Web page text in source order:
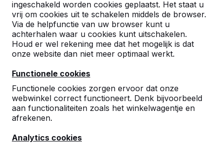
ingeschakeld worden cookies geplaatst. Het staat u
vrij om cookies uit te schakelen middels de browser.
Via de helpfunctie van uw browser kunt u
achterhalen waar u cookies kunt uitschakelen.
Houd er wel rekening mee dat het mogelijk is dat
onze website dan niet meer optimaal werkt.
Functionele cookies
Functionele cookies zorgen ervoor dat onze
webwinkel correct functioneert. Denk bijvoorbeeld
aan functionaliteiten zoals het winkelwagentje en
afrekenen.
Analytics cookies
Referenties in:Denekamp
Geen reviews gevonden voor deze
locatie.